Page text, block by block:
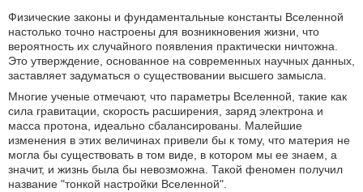
БЛОГ
Физические законы и фундаментальные константы Вселенной
настолько точно настроены для возникновения жизни, что
вероятность их случайного появления практически ничтожна.
Это утверждение, основанное на современных научных данных,
заставляет задуматься о существовании высшего замысла.
Многие ученые отмечают, что параметры Вселенной, такие как
сила гравитации, скорость расширения, заряд электрона и
масса протона, идеально сбалансированы. Малейшие
изменения в этих величинах привели бы к тому, что материя не
могла бы существовать в том виде, в котором мы ее знаем, а
значит, и жизнь была бы невозможна. Такой феномен получил
название "тонкой настройки Вселенной".